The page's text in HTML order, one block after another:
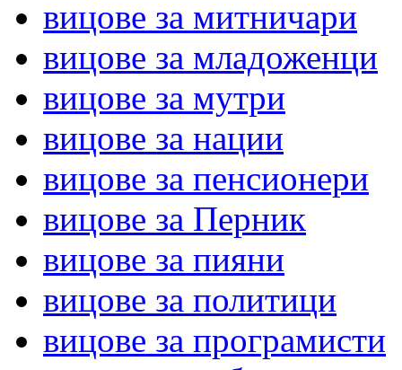
вицове за митничари
вицове за младоженци
вицове за мутри
вицове за нации
вицове за пенсионери
вицове за Перник
вицове за пияни
вицове за политици
вицове за програмисти